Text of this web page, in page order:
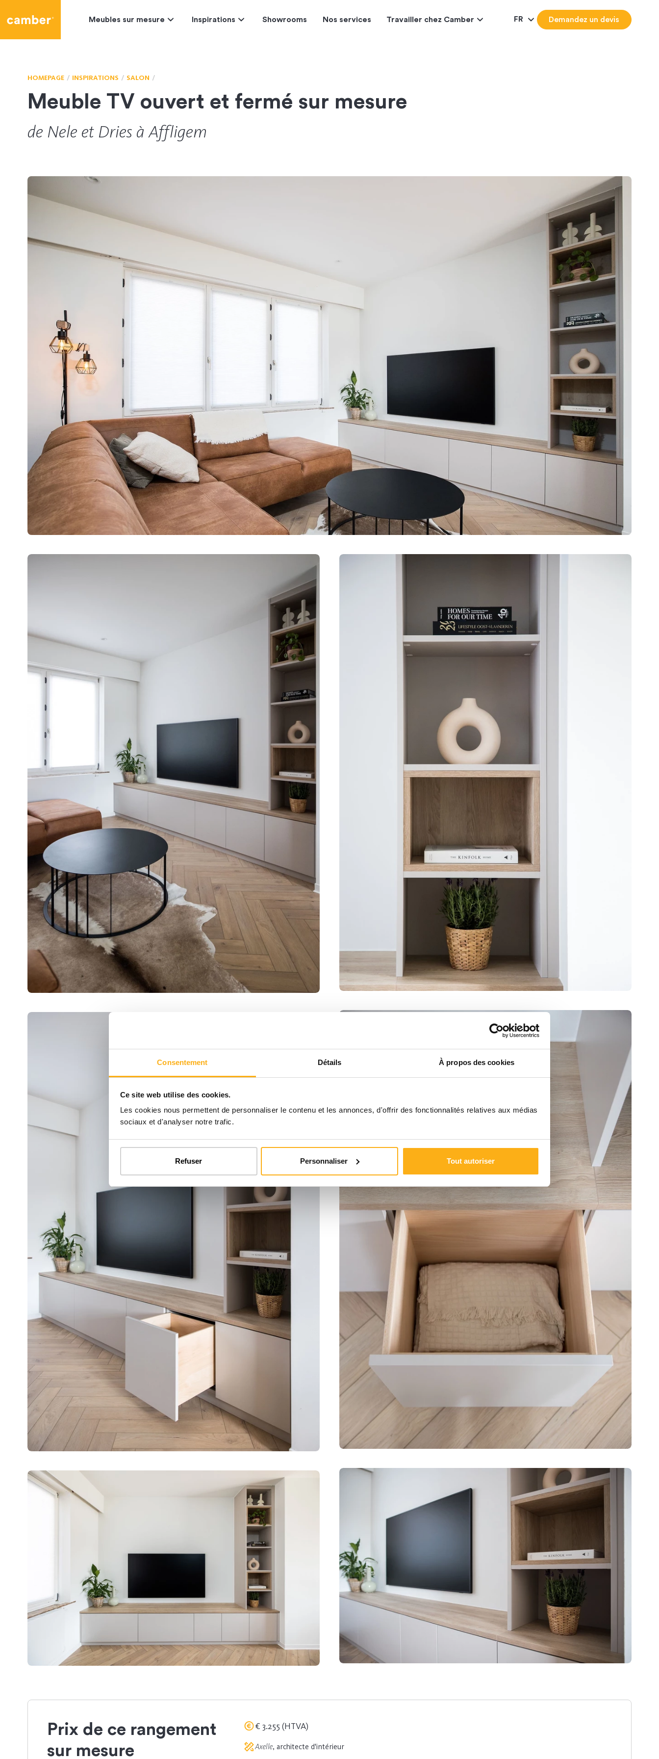
Consentement Détails À propos des cookies
Ce site web utilise des cookies.
Les cookies nous permettent de personnaliser le contenu et les annonces, d'offrir des fonctionnalités relatives aux médias
sociaux et d'analyser notre trafic.
Refuser Personnaliser Tout autoriser
FR
Meubles sur mesure Inspirations Showrooms Nos services Travailler chez Camber Demandez un devis
HOMEPAGE INSPIRATIONS SALON
Meuble TV ouvert et fermé sur mesure
de Nele et Dries à Affligem
Prix de ce rangement
sur mesure
€ 3.255 (HTVA)
Axelle, architecte d'intérieur